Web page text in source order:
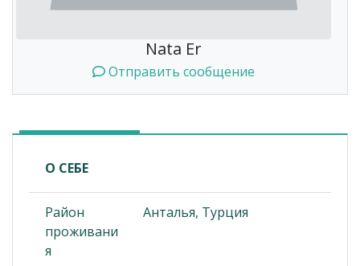
Nata Er
Отправить сообщение
О СЕБЕ
Район
проживани
я
Анталья, Турция